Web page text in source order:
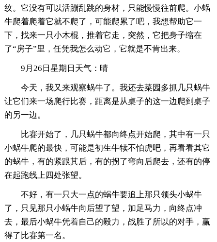
纹。它没有可以活蹦乱跳的身材，只能慢慢往前爬。小蜗
牛爬着爬着它就不爬了，可能爬累了吧，我想帮助它一
下，找来一只小木棍，推着它走，突然，它把身子缩在
了“房子”里，任凭我怎么动它，它就是不肯出来。
9月26日星期日天气：晴
今天，我又来观察蜗牛了。我还去菜园多抓几只蜗牛
让它们来一场爬行比赛，距离是从桌子的这一边爬到桌子
的另一边。
比赛开始了，几只蜗牛都向终点开始爬，其中有一只
小蜗牛爬的最快，可能是初生牛犊不怕虎吧，再看看其它
的蜗牛，有的紧跟其后，有的拐了弯向后爬去，还有的停
在起跑线上四处张望。
不好，有一只大一点的蜗牛要追上那只领头小蜗牛
了，只见那只小蜗牛向后望了望，加足马力，向终点冲
去，最后小蜗牛凭着自己的毅力，战胜了所以的对手，赢
得了比赛第一名。